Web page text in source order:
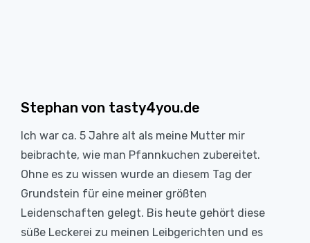
Stephan von tasty4you.de
Ich war ca. 5 Jahre alt als meine Mutter mir
beibrachte, wie man Pfannkuchen zubereitet.
Ohne es zu wissen wurde an diesem Tag der
Grundstein für eine meiner größten
Leidenschaften gelegt. Bis heute gehört diese
süße Leckerei zu meinen Leibgerichten und es